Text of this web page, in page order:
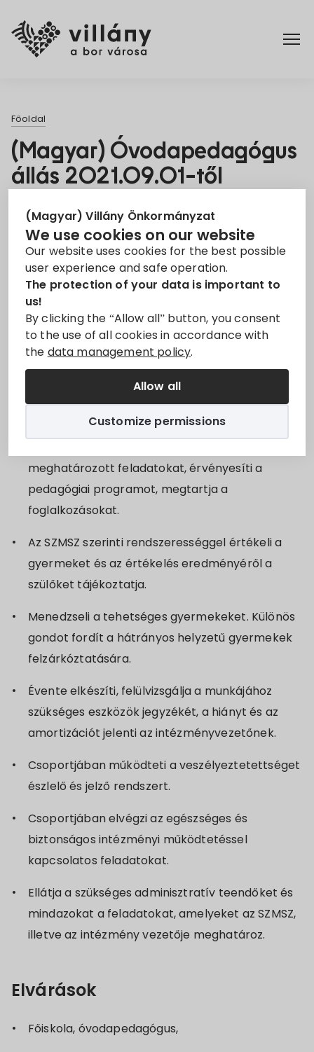
(Magyar) Villány Önkormányzat
We use cookies on our website
Our website uses cookies for the best possible
user experience and safe operation.
The protection of your data is important to
us!
By clicking the “Allow all” button, you consent
to the use of all cookies in accordance with
the data management policy.
Allow all
Customize permissions
Rendelettár
Turizmus
Főoldal
(Magyar) Óvodapedagógus
állás 2021.09.01-től
Óvodapedagógus
Villányi Kikerics Óvoda, Mini Bölcsőde és
Főzőkonyha pályázatot hirdet óvodapedagógus
munkakör betöltésére.
Sorry, this entry is only available inMagyar.
Ellátja a nemzeti köznevelésről szóló 2011. évi
meghatározott feladatokat, érvényesíti a
pedagógiai programot, megtartja a
foglalkozásokat.
Az SZMSZ szerinti rendszerességgel értékeli a
gyermeket és az értékelés eredményéről a
szülőket tájékoztatja.
Menedzseli a tehetséges gyermekeket. Különös
gondot fordít a hátrányos helyzetű gyermekek
felzárkóztatására.
Évente elkészíti, felülvizsgálja a munkájához
szükséges eszközök jegyzékét, a hiányt és az
amortizációt jelenti az intézményvezetőnek.
Csoportjában működteti a veszélyeztetettséget
észlelő és jelző rendszert.
Csoportjában elvégzi az egészséges és
biztonságos intézményi működtetéssel
kapcsolatos feladatokat.
Ellátja a szükséges adminisztratív teendőket és
mindazokat a feladatokat, amelyeket az SZMSZ,
illetve az intézmény vezetője meghatároz.
Elvárások
Főiskola, óvodapedagógus,